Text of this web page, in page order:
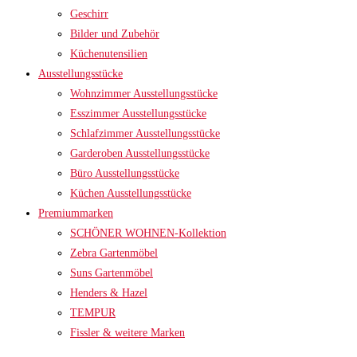
Geschirr
Bilder und Zubehör
Küchenutensilien
Ausstellungsstücke
Wohnzimmer Ausstellungsstücke
Esszimmer Ausstellungsstücke
Schlafzimmer Ausstellungsstücke
Garderoben Ausstellungsstücke
Büro Ausstellungsstücke
Küchen Ausstellungsstücke
Premiummarken
SCHÖNER WOHNEN-Kollektion
Zebra Gartenmöbel
Suns Gartenmöbel
Henders & Hazel
TEMPUR
Fissler & weitere Marken